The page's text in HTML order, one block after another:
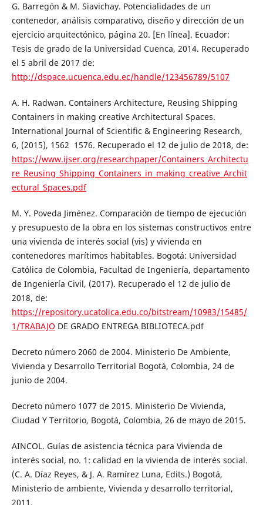
G. Barregón & M. Siavichay. Potencialidades de un
contenedor, análisis comparativo, diseño y dirección de un
ejercicio arquitectónico, página 20. [En línea]. Ecuador:
Tesis de grado de la Universidad Cuenca, 2014. Recuperado
el 5 abril de 2017 de:
http://dspace.ucuenca.edu.ec/handle/123456789/5107
A. H. Radwan. Containers Architecture, Reusing Shipping
Containers in making creative Architectural Spaces.
International Journal of Scientific & Engineering Research,
6, (2015), 1562 ­ 1576. Recuperado el 12 de julio de 2018, de:
https://www.ijser.org/researchpaper/Containers_Architectu
re_Reusing_Shipping_Containers_in_making_creative_Archit
ectural_Spaces.pdf
M. Y. Poveda Jiménez. Comparación de tiempo de ejecución
y presupuesto de la obra en los sistemas constructivos entre
una vivienda de interés social (vis) y vivienda en
contenedores marítimos habitables. Bogotá: Universidad
Católica de Colombia, Facultad de Ingeniería, departamento
de Ingeniería Civil, (2017). Recuperado el 12 de julio de
2018, de:
https://repository.ucatolica.edu.co/bitstream/10983/15485/
1/TRABAJO DE GRADO ENTREGA BIBLIOTECA.pdf
Decreto número 2060 de 2004. Ministerio De Ambiente,
Vivienda y Desarrollo Territorial Bogotá, Colombia, 24 de
junio de 2004.
Decreto número 1077 de 2015. Ministerio De Vivienda,
Ciudad Y Territorio, Bogotá, Colombia, 26 de mayo de 2015.
AINCOL. Guías de asistencia técnica para Vivienda de
interés social, no. 1: calidad en la vivienda de interés social.
(C. A. Díaz Reyes, & J. A. Ramírez Luna, Edits.) Bogotá,
Ministerio de ambiente, Vivienda y desarrollo territorial,
2011.